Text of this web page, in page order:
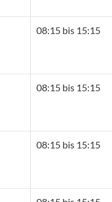
08:15 bis 15:15
08:15 bis 15:15
08:15 bis 15:15